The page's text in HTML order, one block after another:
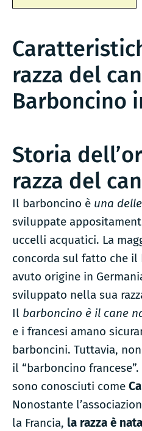
razza del
Barboncino
Storia
razza del
Il barboncino è una
sviluppate
uccelli acquatici. La
concorda sul fatto che il
avuto origine in
sviluppato nella sua
Il barboncino è il cane
e i francesi amano
barboncini. Tuttavia,
il “barboncino
sono conosciuti come
Nonostante
la Francia, la razza è